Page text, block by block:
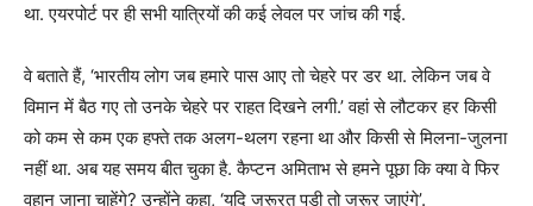
था. एयरपोर्ट पर ही सभी यात्रियों की कई लेवल पर जांच की गई.
वे बताते हैं, ‘भारतीय लोग जब हमारे पास आए तो चेहरे पर डर था. लेकिन जब वे
विमान में बैठ गए तो उनके चेहरे पर राहत दिखने लगी.’ वहां से लौटकर हर किसी
को कम से कम एक हफ्ते तक अलग-थलग रहना था और किसी से मिलना-जुलना
नहीं था. अब यह समय बीत चुका है. कैप्टन अमिताभ से हमने पूछा कि क्या वे फिर
वुहान जाना चाहेंगे? उन्होंने कहा, ‘यदि जरूरत पड़ी तो जरूर जाएंगे’.